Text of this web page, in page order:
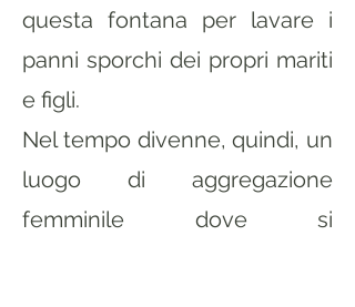
questa fontana per lavare i
panni sporchi dei propri mariti
e figli.
Nel tempo divenne, quindi, un
luogo di aggregazione
femminile dove si